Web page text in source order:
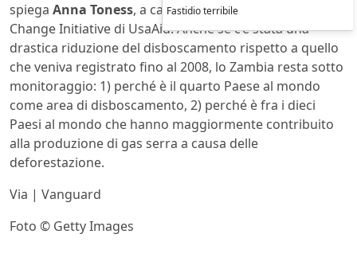
spiega Anna Toness, a capo del team di Global Climate
Change Initiative di UsaAid. Anche se c’è stata una
drastica riduzione del disboscamento rispetto a quello
che veniva registrato fino al 2008, lo Zambia resta sotto
monitoraggio: 1) perché è il quarto Paese al mondo
come area di disboscamento, 2) perché è fra i dieci
Paesi al mondo che hanno maggiormente contribuito
alla produzione di gas serra a causa delle
deforestazione.
Via | Vanguard
Foto © Getty Images
Fastidio terribile